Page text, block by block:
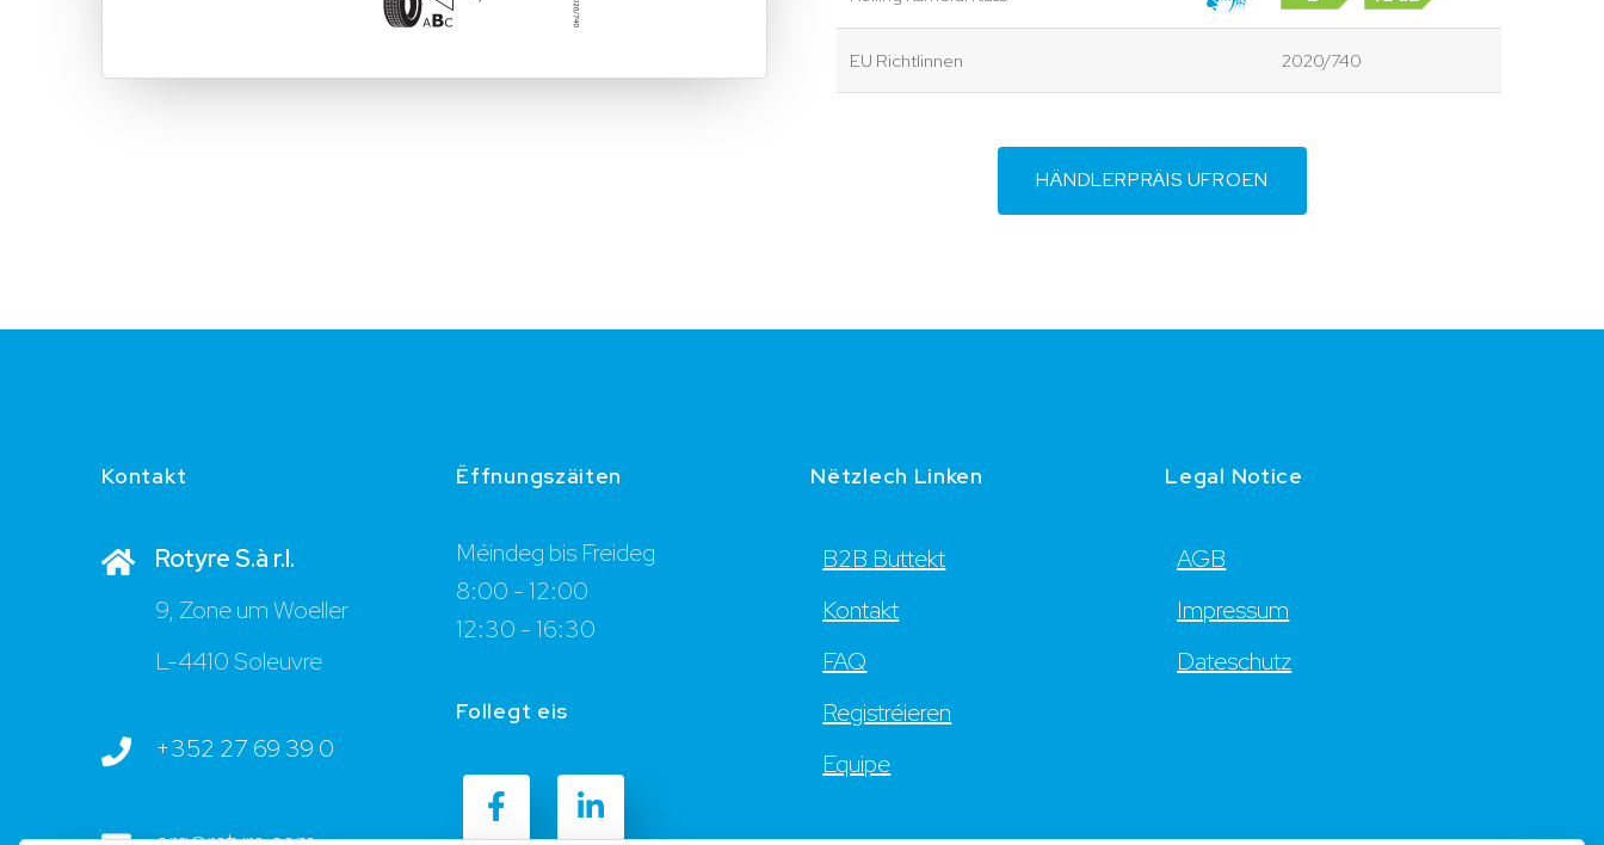
EU Richtlinnen 2020/740
HÄNDLERPRÄIS UFROEN
Kontakt
Rotyre S.à r.l.
9, Zone um Woeller
L-4410 Soleuvre
+352 27 69 39 0
Ëffnungszäiten
Méindeg bis Freideg
8:00 - 12:00
12:30 - 16:30
Follegt eis
Nëtzlech Linken
B2B Buttekt
Kontakt
FAQ
Registréieren
Equipe
Legal Notice
AGB
Impressum
Dateschutz